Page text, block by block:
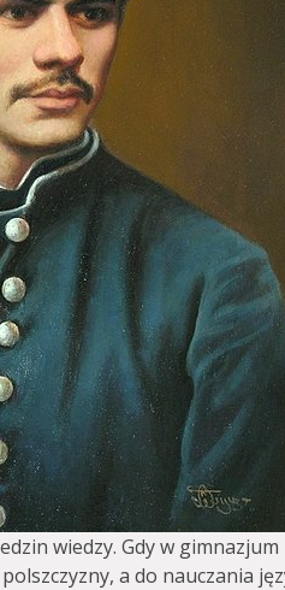
wiedzy. Gdy w gimnazjum
a do nauczania